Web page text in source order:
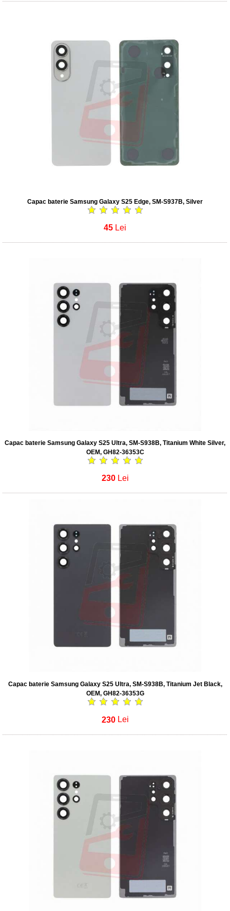
Capac baterie Samsung Galaxy S25 Edge, SM-S937B, Silver
45 Lei
Capac baterie Samsung Galaxy S25 Ultra, SM-S938B, Titanium White Silver,
OEM, GH82-36353C
230 Lei
Capac baterie Samsung Galaxy S25 Ultra, SM-S938B, Titanium Jet Black,
OEM, GH82-36353G
230 Lei